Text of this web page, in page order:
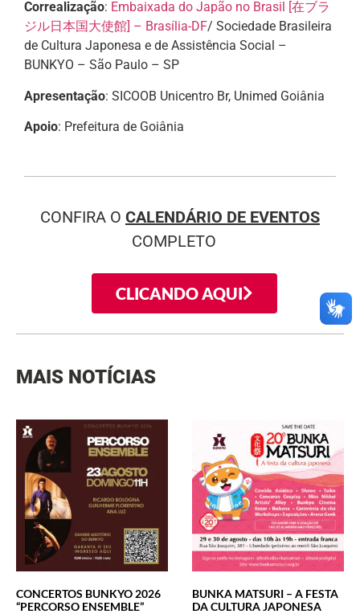
Correalização: Embaixada do Japão no Brasil [在ブラ
ジル日本国大使館] – Brasília-DF/ Sociedade Brasileira
de Cultura Japonesa e de Assistência Social –
BUNKYO – São Paulo – SP
Apresentação: SICOOB Unicentro Br, Unimed Goiânia
Apoio: Prefeitura de Goiânia
CONFIRA O CALENDÁRIO DE EVENTOS
COMPLETO
CLICANDO AQUI
MAIS NOTÍCIAS
CONCERTOS BUNKYO 2026
“PERCORSO ENSEMBLE”
BUNKA MATSURI – A FESTA
DA CULTURA JAPONESA